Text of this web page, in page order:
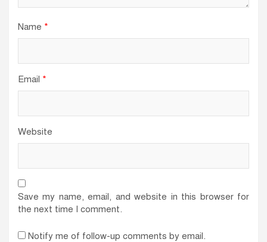
Name *
Email *
Website
Save my name, email, and website in this browser for
the next time I comment.
Notify me of follow-up comments by email.